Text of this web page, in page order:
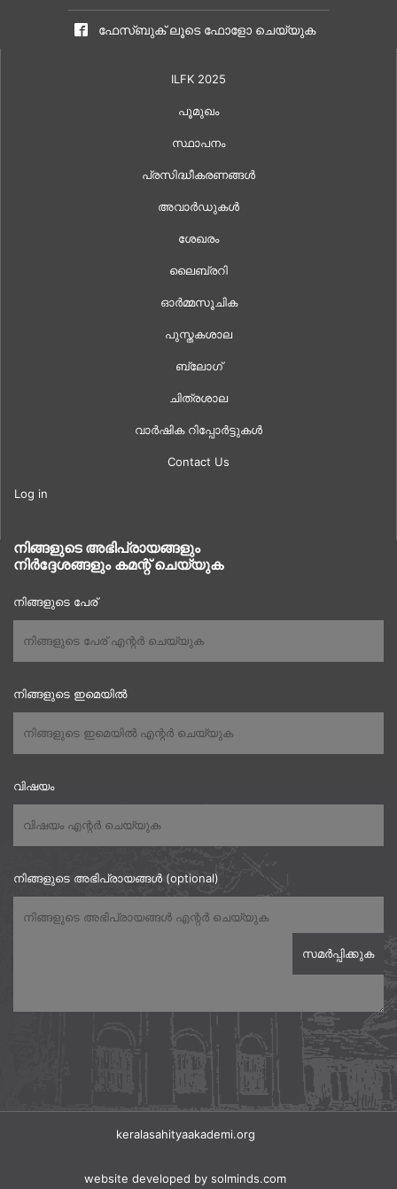
ഫേസ്ബുക് ലൂടെ ഫോളോ ചെയ്യുക
ILFK 2025
പൂമുഖം
സ്ഥാപനം
പ്രസിദ്ധീകരണങ്ങൾ
അവാർഡുകൾ
ശേഖരം
ലൈബ്രറി
ഓർമ്മസൂചിക
പുസ്തകശാല
ബ്ലോഗ്
ചിത്രശാല
വാർഷിക റിപ്പോർട്ടുകൾ
Contact Us
Log in
നിങ്ങളുടെ അഭിപ്രായങ്ങളും
നിർദ്ദേശങ്ങളും കമന്റ് ചെയ്യുക
നിങ്ങളുടെ പേര്
നിങ്ങളുടെ ഇമെയിൽ
വിഷയം
നിങ്ങളുടെ അഭിപ്രായങ്ങൾ (optional)
keralasahityaakademi.org
website developed by solminds.com